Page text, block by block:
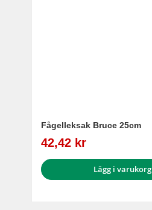
Fågelleksak Bruce 25cm
Reapris
42,42 kr
Lägg i varukorg